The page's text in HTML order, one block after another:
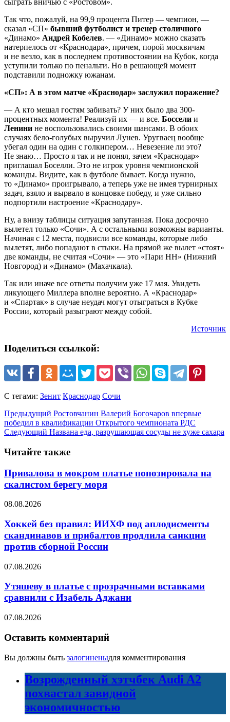
Так что, пожалуй, на 99,9 процента Питер — чемпион, —
сказал «СП» бывший футболист и тренер столичного
«Динамо» Андрей Кобелев. — «Динамо» можно сказать
натерпелось от «Краснодара», причем, порой москвичам
и не везло, как в последнем противостоянии на Кубок, когда
уступили только по пенальти. Но в решающей момент
подставили подножку южанам.
«СП»: А в этом матче «Краснодар» заслужил поражение?
— А кто мешал гостям забивать? У них было два 300-
процентных момента! Реализуй их — и все. Боссели и
Ленини не воспользовались своими шансами. В обоих
случаях бело-голубых выручил Лунев. Уругваец вообще
убегал один на один с голкипером… Невезение ли это?
Не знаю… Просто я так и не понял, зачем «Краснодар»
приглашал Боселли. Это не игрок уровня чемпионской
команды. Видите, как в футболе бывает. Когда нужно,
то «Динамо» проигрывало, а теперь уже не имея турнирных
задач, взяло и вырвало в концовке победу, и уже сильно
подпортили настроение «Краснодару».
Ну, а внизу таблицы ситуация запутанная. Пока досрочно
вылетел только «Сочи». А с остальными возможны варианты.
Начиная с 12 места, подвисли все команды, которые либо
вылетят, либо попадают в стыки. На прямой же вылет «стоят»
две команды, не считая «Сочи» — это «Пари НН» (Нижний
Новгород) и «Динамо» (Махачкала).
Так или иначе все ответы получим уже 17 мая. Увидеть
ликующего Миллера вполне вероятно. А «Краснодар»
и «Спартак» в случае неудач могут отыграться в Кубке
России, который разыграют между собой.
Источник
Поделиться ссылкой:
С тегами: Зенит Краснодар Сочи
Предыдущий Ростовчанин Валерий Богочаров впервые
победил в квалификации Открытого чемпионата РДС
Следующий Названа еда, разрушающая сосуды не хуже сахара
Читайте также
Привалова в мокром платье попозировала на
скалистом берегу моря
08.08.2026
Хоккей без правил: ИИХФ под аплодисменты
скандинавов и прибалтов продлила санкции
против сборной России
07.08.2026
Утяшеву в платье с прозрачными вставками
сравнили с Изабель Аджани
07.08.2026
Оставить комментарий
Вы должны быть залогиненыдля комментирования
Возрожденный хэтчбек Audi A2
похвастал завидной
экономичностью